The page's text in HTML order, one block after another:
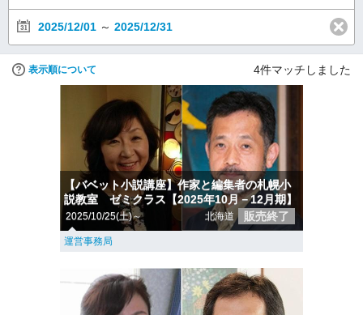
2025/12/01 ～ 2025/12/31
表示順について 4件マッチしました
【バベット小説講座】作家と編集者の札幌小
説教室 ゼミクラス【2025年10月－12月期】
2025/10/25(土)～ 北海道 販売終了
運営事務局